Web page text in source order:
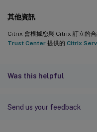
其他資訊
Citrix 會根據您與 Citrix 訂立的
Trust Center 提供的 Citrix
Was this helpful
Send us your feedback